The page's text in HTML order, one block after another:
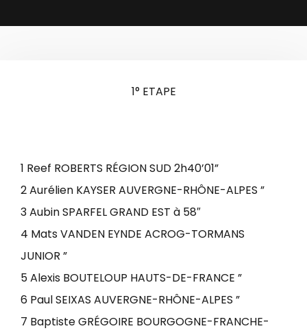
1° ETAPE
1 Reef ROBERTS RÉGION SUD 2h40’01”
2 Aurélien KAYSER AUVERGNE-RHÔNE-ALPES ”
3 Aubin SPARFEL GRAND EST à 58″
4 Mats VANDEN EYNDE ACROG-TORMANS
JUNIOR ”
5 Alexis BOUTELOUP HAUTS-DE-FRANCE ”
6 Paul SEIXAS AUVERGNE-RHÔNE-ALPES ”
7 Baptiste GRÉGOIRE BOURGOGNE-FRANCHE-